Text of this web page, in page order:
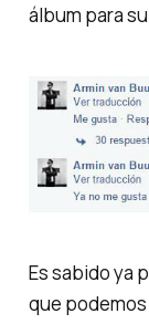
álbum para
Es sabido ya
que